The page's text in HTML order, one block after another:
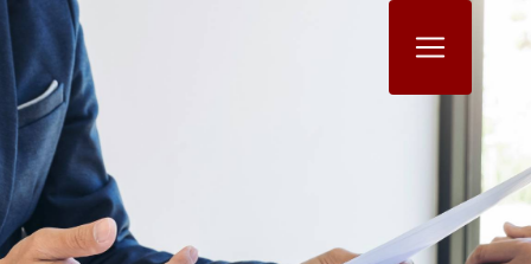
Panneau de gestion des cookies